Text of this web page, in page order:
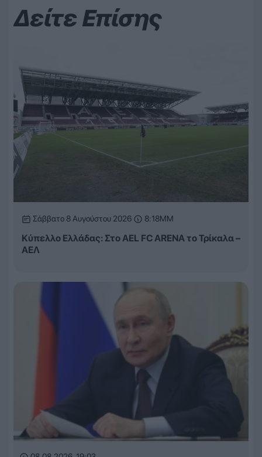
Δείτε Επίσης
Σάββατο 8 Αυγούστου 2026 8:18ΜΜ
Κύπελλο Ελλάδας: Στο AEL FC ARENA το Τρίκαλα –
ΑΕΛ